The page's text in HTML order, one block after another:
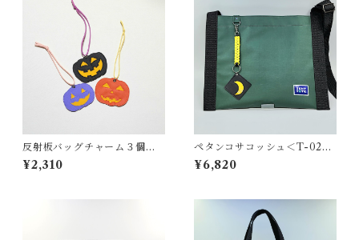
反射板バッグチャーム３個セ
ット（ハロウィン）
¥2,310
ペタンコサコッシュ＜T-0280
＞
¥6,820